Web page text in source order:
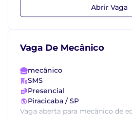
Abrir Vaga
Vaga De Mecânico
mecânico
SMS
Presencial
Piracicaba / SP
Vaga aberta para mecânico de